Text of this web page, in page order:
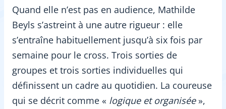
Quand elle n’est pas en audience, Mathilde
Beyls s’astreint à une autre rigueur : elle
s’entraîne habituellement jusqu’à six fois par
semaine pour le cross. Trois sorties de
groupes et trois sorties individuelles qui
définissent un cadre au quotidien. La coureuse
qui se décrit comme « logique et organisée»,